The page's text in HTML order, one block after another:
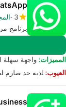
3
برنامج
المميزات: واجهة سهلة
العيوب: لديه حد صارم